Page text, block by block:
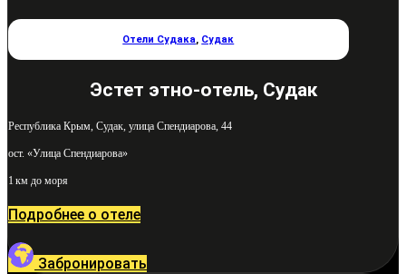
Отели Судака, Судак
Эстет этно-отель, Судак
Республика Крым, Судак, улица Спендиарова, 44
ост. «Улица Спендиарова»
1 км до моря
Подробнее о отеле
Забронировать